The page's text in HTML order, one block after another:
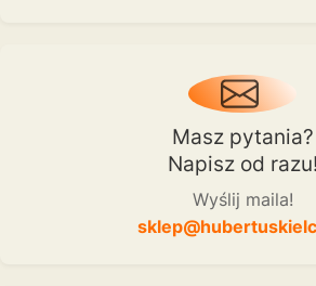
Masz pytania?
Napisz od razu!
Wyślij maila!